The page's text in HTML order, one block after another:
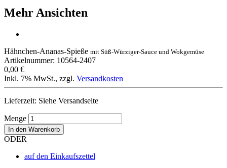
Mehr Ansichten
Hähnchen-Ananas-Spieße mit Süß-Würziger-Sauce und Wokgemüse
Artikelnummer: 10564-2407
0,00 €
Inkl. 7% MwSt., zzgl. Versandkosten
Lieferzeit: Siehe Versandseite
Menge
In den Warenkorb
ODER
auf den Einkaufszettel